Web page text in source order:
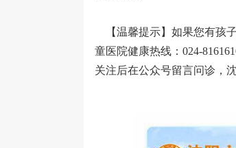
【温馨提示】如果您有孩
童医院健康热线：024-
关注后在公众号留言问诊，